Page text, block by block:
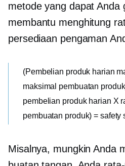
metode yang dapat Anda
membantu menghitung
persediaan pengaman
(Pembelian produk harian
maksimal pembuatan
pembelian produk harian X
pembuatan produk) = safety
Misalnya, mungkin Anda